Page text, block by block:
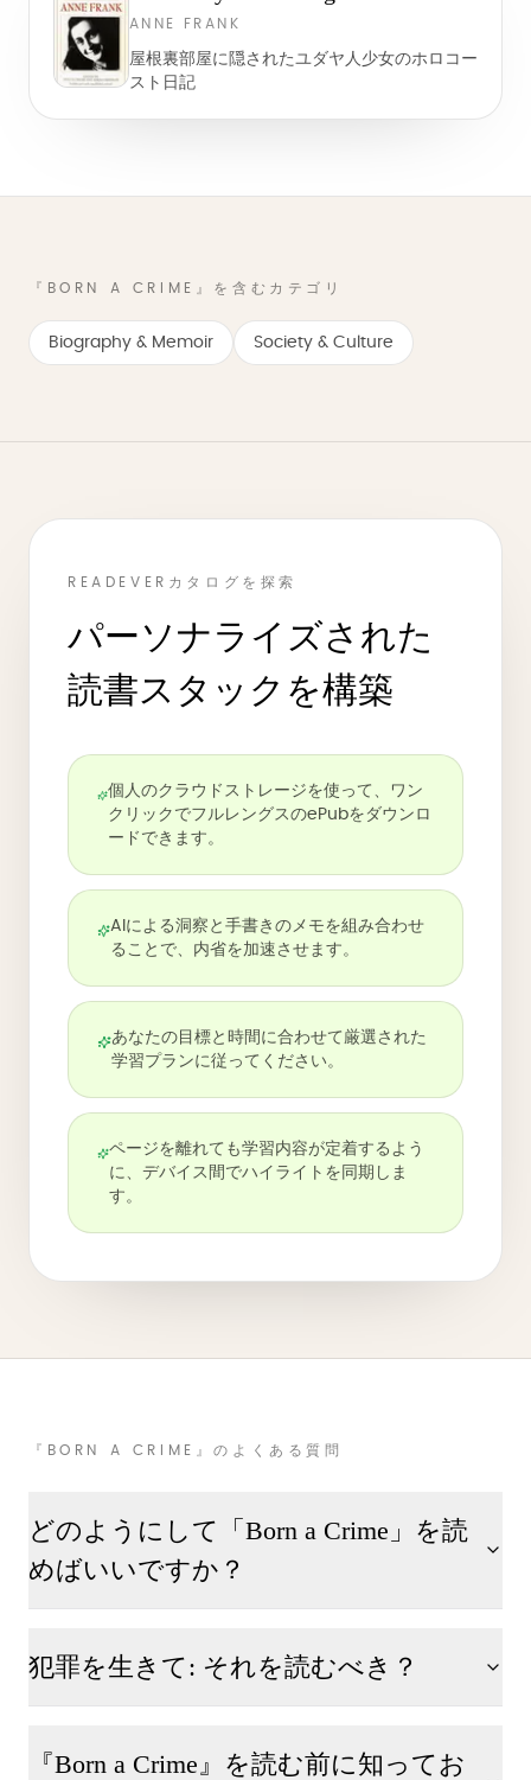
ANNE FRANK
屋根裏部屋に隠されたユダヤ人少女のホロコー
スト日記
『BORN A CRIME』を含むカテゴリ
Biography & Memoir Society & Culture
READEVERカタログを探索
パーソナライズされた
読書スタックを構築
個人のクラウドストレージを使って、ワン
クリックでフルレングスのePubをダウンロ
ードできます。
AIによる洞察と手書きのメモを組み合わせ
ることで、内省を加速させます。
あなたの目標と時間に合わせて厳選された
学習プランに従ってください。
ページを離れても学習内容が定着するよう
に、デバイス間でハイライトを同期しま
す。
『BORN A CRIME』のよくある質問
どのようにして「Born a Crime」を読
めばいいですか？
犯罪を生きて: それを読むべき？
『Born a Crime』を読む前に知ってお